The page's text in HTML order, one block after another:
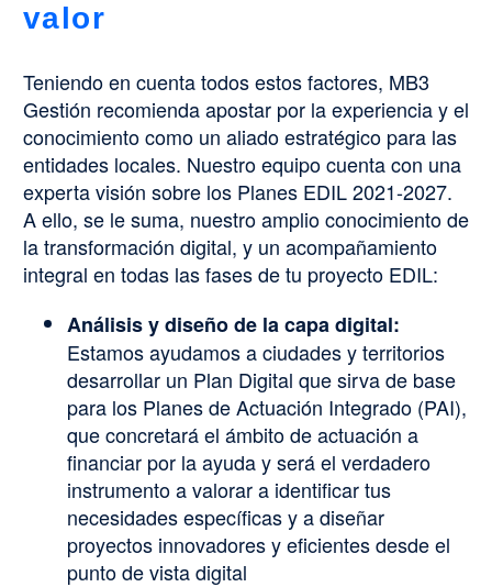
valor
Teniendo en cuenta todos estos factores, MB3
Gestión recomienda apostar por la experiencia y el
conocimiento como un aliado estratégico para las
entidades locales. Nuestro equipo cuenta con una
experta visión sobre los Planes EDIL 2021-2027.
A ello, se le suma, nuestro amplio conocimiento de
la transformación digital, y un acompañamiento
integral en todas las fases de tu proyecto EDIL:
Análisis y diseño de la capa digital:
Estamos ayudamos a ciudades y territorios
desarrollar un Plan Digital que sirva de base
para los Planes de Actuación Integrado (PAI),
que concretará el ámbito de actuación a
financiar por la ayuda y será el verdadero
instrumento a valorar a identificar tus
necesidades específicas y a diseñar
proyectos innovadores y eficientes desde el
punto de vista digital